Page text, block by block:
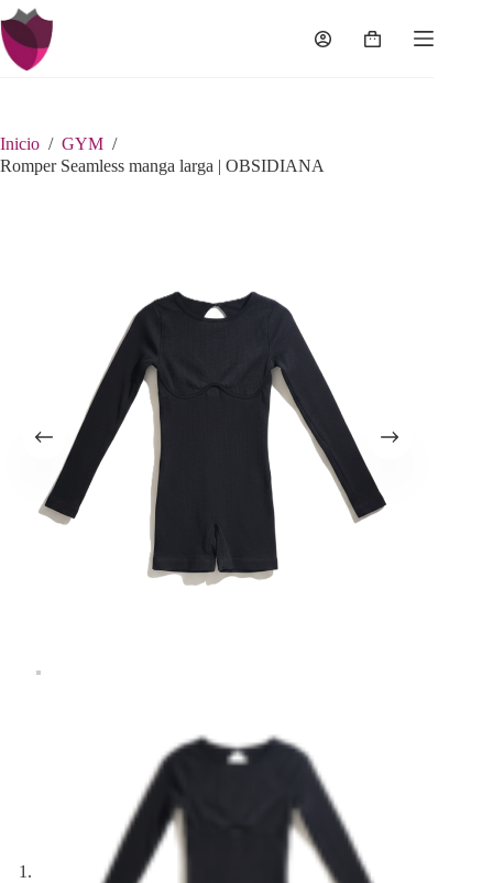
Saltar
al
contenido
Carro
Inicio / GYM /
Romper Seamless manga larga | OBSIDIANA